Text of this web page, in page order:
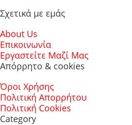
Σχετικά με εμάς
About Us
Επικοινωνία
Εργαστείτε Μαζί Μας
Απόρρητο & cookies
Όροι Χρήσης
Πολιτική Απορρήτου
Πολιτική Cookies
Category